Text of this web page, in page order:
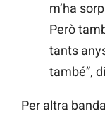
m’ha
Però
tants
també”,
Per altra